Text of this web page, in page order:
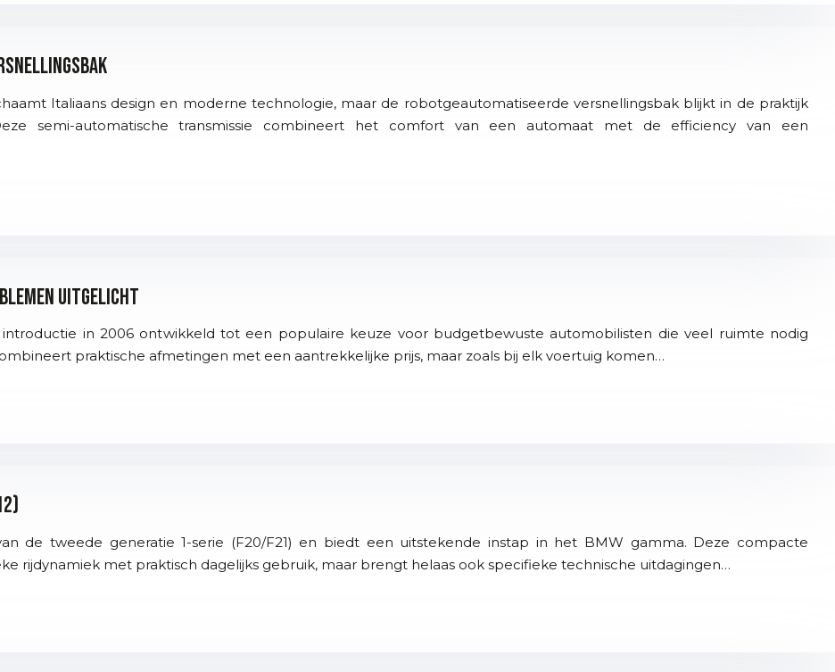
Italiaans design en moderne technologie, maar de robotgeautomatiseerde versnellingsbak blijkt in de praktijk
semi-automatische transmissie combineert het comfort van een automaat met de efficiency van een
uitgelicht
introductie in 2006 ontwikkeld tot een populaire keuze voor budgetbewuste automobilisten die veel ruimte nodig
praktische afmetingen met een aantrekkelijke prijs, maar zoals bij elk voertuig komen…
de tweede generatie 1-serie (F20/F21) en biedt een uitstekende instap in het BMW gamma. Deze compacte
rijdynamiek met praktisch dagelijks gebruik, maar brengt helaas ook specifieke technische uitdagingen…